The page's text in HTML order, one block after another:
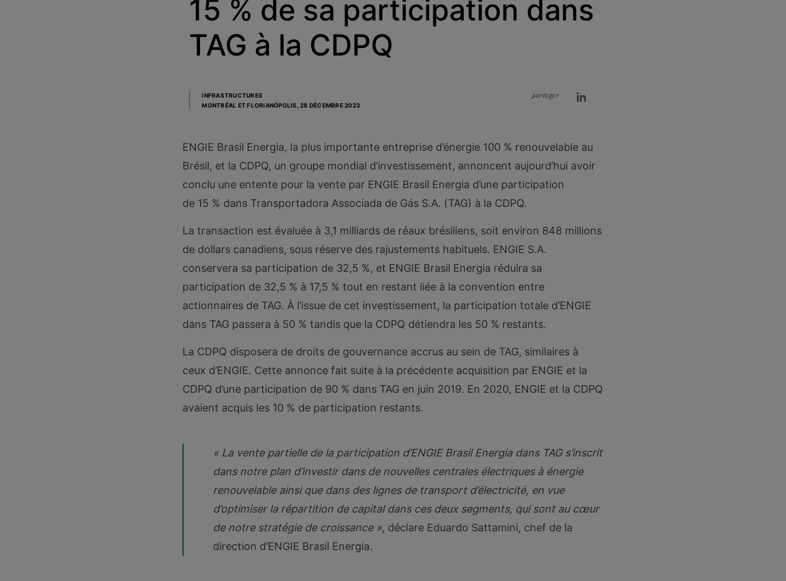
15 % de sa participation dans
TAG à la CDPQ
INFRASTRUCTURES
MONTRÉAL ET FLORIANÓPOLIS, 28 DÉCEMBRE 2023
partager
ENGIE Brasil Energia, la plus importante entreprise d’énergie 100 % renouvelable au
Brésil, et la CDPQ, un groupe mondial d’investissement, annoncent aujourd’hui avoir
conclu une entente pour la vente par ENGIE Brasil Energia d’une participation
de 15 % dans Transportadora Associada de Gás S.A. (TAG) à la CDPQ.
La transaction est évaluée à 3,1 milliards de réaux brésiliens, soit environ 848 millions
de dollars canadiens, sous réserve des rajustements habituels. ENGIE S.A.
conservera sa participation de 32,5 %, et ENGIE Brasil Energia réduira sa
participation de 32,5 % à 17,5 % tout en restant liée à la convention entre
actionnaires de TAG. À l’issue de cet investissement, la participation totale d’ENGIE
dans TAG passera à 50 % tandis que la CDPQ détiendra les 50 % restants.
La CDPQ disposera de droits de gouvernance accrus au sein de TAG, similaires à
ceux d’ENGIE. Cette annonce fait suite à la précédente acquisition par ENGIE et la
CDPQ d’une participation de 90 % dans TAG en juin 2019. En 2020, ENGIE et la CDPQ
avaient acquis les 10 % de participation restants.
« La vente partielle de la participation d’ENGIE Brasil Energia dans TAG s’inscrit
dans notre plan d’investir dans de nouvelles centrales électriques à énergie
renouvelable ainsi que dans des lignes de transport d’électricité, en vue
d’optimiser la répartition de capital dans ces deux segments, qui sont au cœur
de notre stratégie de croissance », déclare Eduardo Sattamini, chef de la
direction d’ENGIE Brasil Energia.